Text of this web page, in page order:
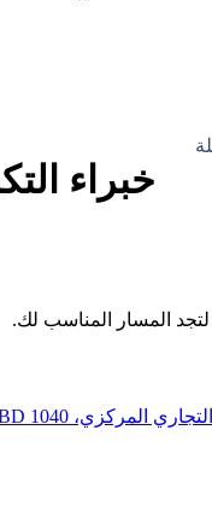
خبراء
المسار المناسب لك.